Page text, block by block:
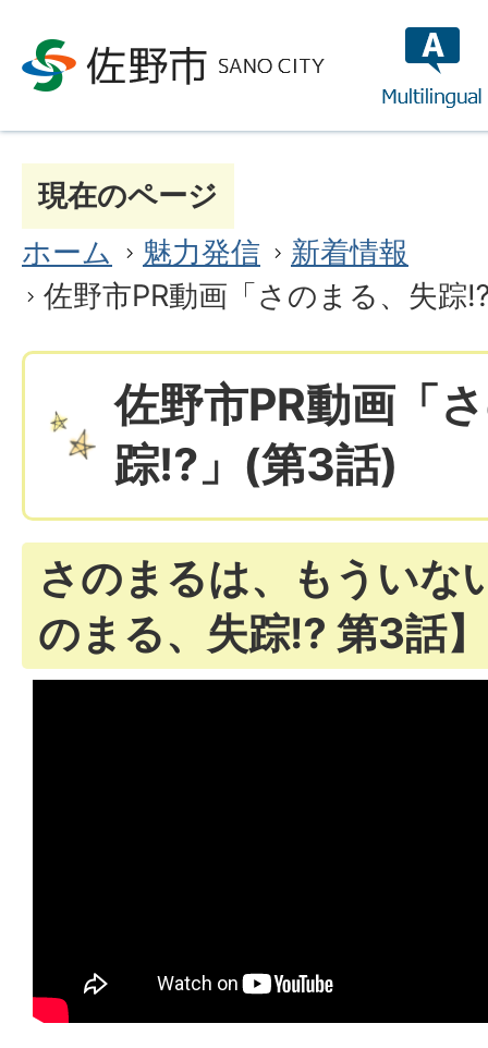
現在のページ
ホーム
魅力発信
新着情報
佐野市PR動画「さのまる、失踪
佐野市PR動画「
踪⁉」(第3話)
さのまるは、もういな
のまる、失踪⁉ 第3話】